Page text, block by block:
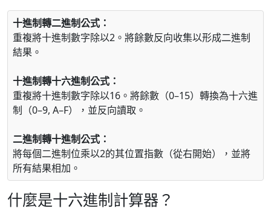
十進制轉二進制公式：
重複將十進制數字除以2。將餘數反向收集以形成二進制
結果。
十進制轉十六進制公式：
重複將十進制數字除以16。將餘數（0–15）轉換為十六進
制（0–9, A–F），並反向讀取。
二進制轉十進制公式：
將每個二進制位乘以2的其位置指數（從右開始），並將
所有結果相加。
什麼是十六進制計算器？